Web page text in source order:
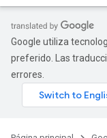
Google utiliza
preferido. Las
errores.